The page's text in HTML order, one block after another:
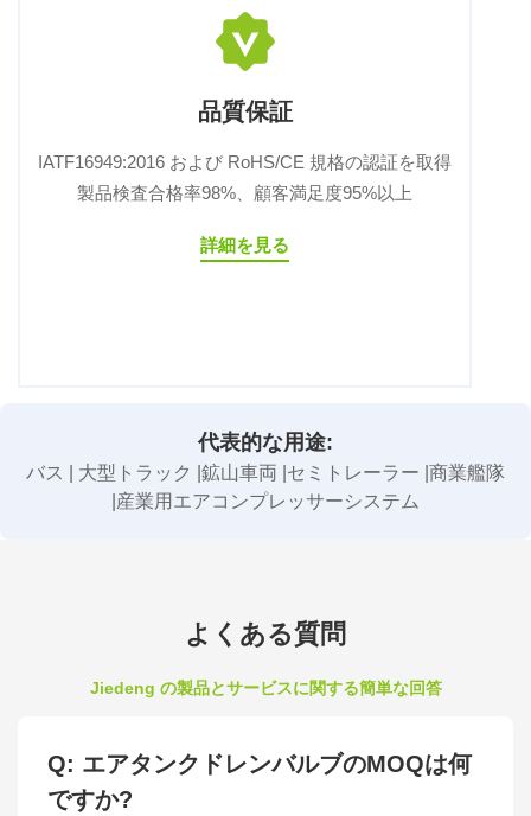
品質保証
IATF16949:2016 および RoHS/CE 規格の認証を取得
製品検査合格率98%、顧客満足度95%以上
詳細を見る
代表的な用途:
バス | 大型トラック |鉱山車両 |セミトレーラー |商業艦隊
|産業用エアコンプレッサーシステム
よくある質問
Jiedeng の製品とサービスに関する簡単な回答
Q: エアタンクドレンバルブのMOQは何
ですか?